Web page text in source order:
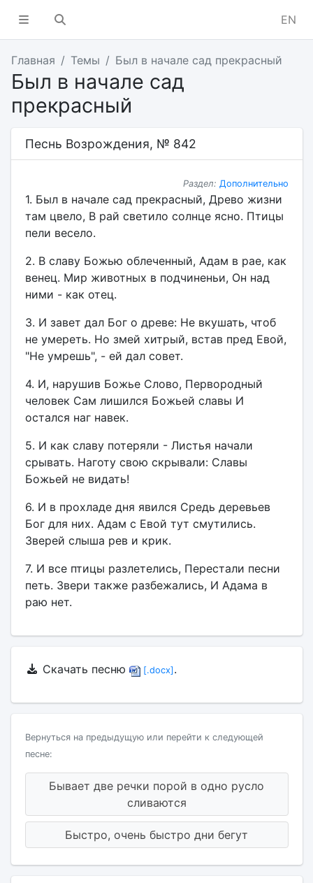
EN
Главная Темы Был в начале сад прекрасный
Был в начале сад
прекрасный
Песнь Возрождения, № 842
Раздел: Дополнительно
1. Был в начале сад прекрасный, Древо жизни
там цвело, В рай светило солнце ясно. Птицы
пели весело.
2. В славу Божью облеченный, Адам в рае, как
венец. Мир животных в подчиненьи, Он над
ними - как отец.
3. И завет дал Бог о древе: Не вкушать, чтоб
не умереть. Но змей хитрый, встав пред Евой,
"Не умрешь", - ей дал совет.
4. И, нарушив Божье Слово, Первородный
человек Сам лишился Божьей славы И
остался наг навек.
5. И как славу потеряли - Листья начали
срывать. Наготу свою скрывали: Славы
Божьей не видать!
6. И в прохладе дня явился Средь деревьев
Бог для них. Адам с Евой тут смутились.
Зверей слыша рев и крик.
7. И все птицы разлетелись, Перестали песни
петь. Звери также разбежались, И Адама в
раю нет.
Скачать песню [.docx] .
Вернуться на предыдущую или перейти к следующей
песне:
Бывает две речки порой в одно русло
сливаются
Быстро, очень быстро дни бегут